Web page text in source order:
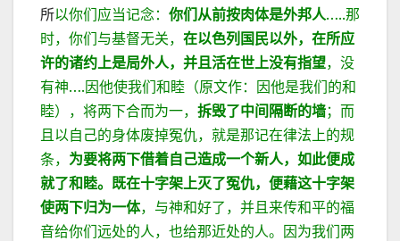
所以你们应当记念： 你们从前按肉体是外邦人…..那
时，你们与基督无关， 在以色列国民以外，在所应
许的诸约上是局外人，并且活在世上没有指望，没
有神….因他使我们和睦（原文作：因他是我们的和
睦），将两下合而为一， 拆毁了中间隔断的墙；而
且以自己的身体废掉冤仇，就是那记在律法上的规
条， 为要将两下借着自己造成一个新人，如此便成
就了和睦。既在十字架上灭了冤仇，便藉这十字架
使两下归为一体，与神和好了，并且来传和平的福
音给你们远处的人，也给那近处的人。因为我们两